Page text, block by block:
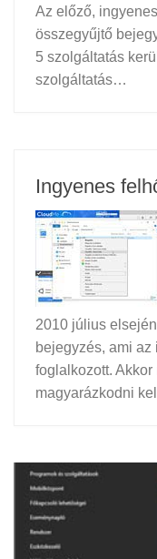
Az előző,
összegyűjtő
5 szolgáltatás
szolgáltatás…
Ingyenes
2010 július
bejegyzés, ami az
foglalkozott.
magyarázkodni